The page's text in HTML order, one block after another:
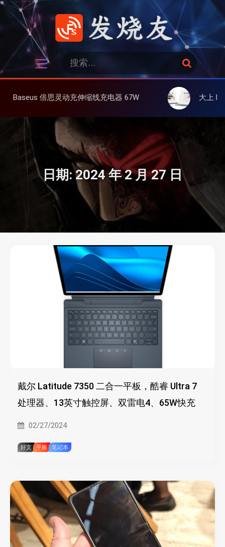
跳
发烧友
：
搜
索
电器 67W 3C，超耐用可伸缩线、氮化镓、3C多设备同时充 大上 Paperlike 13K 彩屏版显示屏
日期:2024 年 2 月 27 日
戴尔 Latitude 7350 二合一平板，酷睿 Ultra 7
处理器、13英寸触控屏、双雷电4、65W快充
02/27/2024
好文 平板 笔记本